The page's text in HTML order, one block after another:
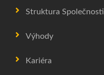
Struktura Společnosti
Výhody
Kariéra